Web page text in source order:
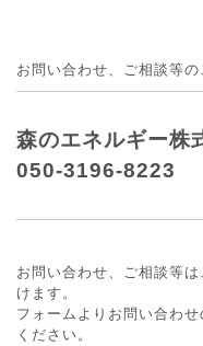
お問い合わせ、ご相談等
森のエネルギー株
050-3196-8223
お問い合わせ、ご相談等
けます。
フォームよりお問い合わせ
ください。